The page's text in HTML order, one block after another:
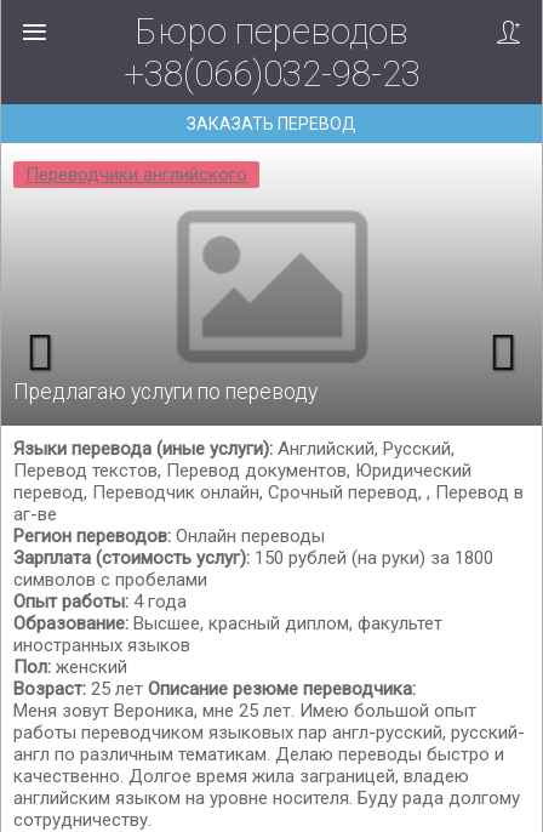
Бюро переводов
+38(066)032-98-23
ЗАКАЗАТЬ ПЕРЕВОД
Переводчики английского
Предлагаю услуги по переводу
Языки перевода (иные услуги): Английский, Русский,
Перевод текстов, Перевод документов, Юридический
перевод, Переводчик онлайн, Срочный перевод, , Перевод в
аг-ве
Регион переводов: Онлайн переводы
Зарплата (стоимость услуг): 150 рублей (на руки) за 1800
символов с пробелами
Опыт работы: 4 года
Образование: Высшее, красный диплом, факультет
иностранных языков
Пол: женский
Возраст: 25 лет Описание резюме переводчика:
Меня зовут Вероника, мне 25 лет. Имею большой опыт
работы переводчиком языковых пар англ-русский, русский-
англ по различным тематикам. Делаю переводы быстро и
качественно. Долгое время жила заграницей, владею
английским языком на уровне носителя. Буду рада долгому
сотрудничеству.